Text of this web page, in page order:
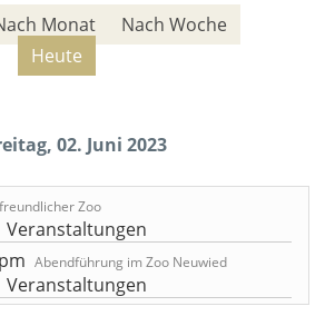
Monat
Nach Woche
Heute
02. Juni 2023
Zoo
Veranstaltungen
Abendführung im Zoo Neuwied
Veranstaltungen